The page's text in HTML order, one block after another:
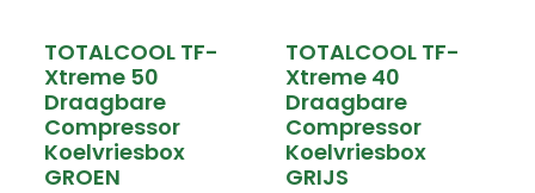
TOTALCOOL TF-
Xtreme 50
Draagbare
Compressor
Koelvriesbox
GROEN
TOTALCOOL TF-
Xtreme 40
Draagbare
Compressor
Koelvriesbox
GRIJS